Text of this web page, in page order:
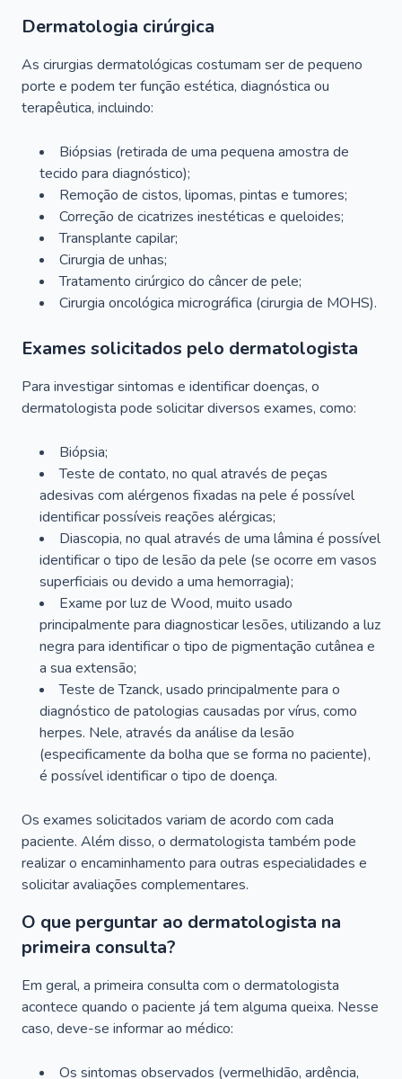
Dermatologia cirúrgica
As cirurgias dermatológicas costumam ser de pequeno
porte e podem ter função estética, diagnóstica ou
terapêutica, incluindo:
Biópsias (retirada de uma pequena amostra de
tecido para diagnóstico);
Remoção de cistos, lipomas, pintas e tumores;
Correção de cicatrizes inestéticas e queloides;
Transplante capilar;
Cirurgia de unhas;
Tratamento cirúrgico do câncer de pele;
Cirurgia oncológica micrográfica (cirurgia de MOHS).
Exames solicitados pelo dermatologista
Para investigar sintomas e identificar doenças, o
dermatologista pode solicitar diversos exames, como:
Biópsia;
Teste de contato, no qual através de peças
adesivas com alérgenos fixadas na pele é possível
identificar possíveis reações alérgicas;
Diascopia, no qual através de uma lâmina é possível
identificar o tipo de lesão da pele (se ocorre em vasos
superficiais ou devido a uma hemorragia);
Exame por luz de Wood, muito usado
principalmente para diagnosticar lesões, utilizando a luz
negra para identificar o tipo de pigmentação cutânea e
a sua extensão;
Teste de Tzanck, usado principalmente para o
diagnóstico de patologias causadas por vírus, como
herpes. Nele, através da análise da lesão
(especificamente da bolha que se forma no paciente),
é possível identificar o tipo de doença.
Os exames solicitados variam de acordo com cada
paciente. Além disso, o dermatologista também pode
realizar o encaminhamento para outras especialidades e
solicitar avaliações complementares.
O que perguntar ao dermatologista na
primeira consulta?
Em geral, a primeira consulta com o dermatologista
acontece quando o paciente já tem alguma queixa. Nesse
caso, deve-se informar ao médico:
Os sintomas observados (vermelhidão, ardência,